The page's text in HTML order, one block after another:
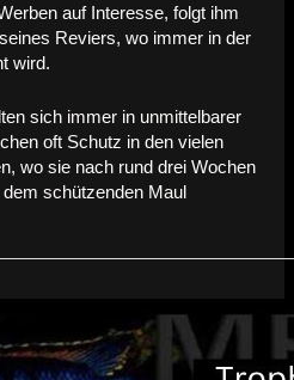
auf Interesse, folgt ihm
Reviers, wo immer in der
wird.
sich immer in unmittelbarer
oft Schutz in den vielen
wo sie nach rund drei Wochen
schützenden Maul